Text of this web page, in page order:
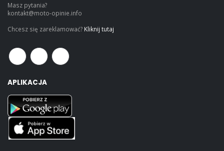
Masz pytania?
kontakt@moto-opinie.info
Chcesz się zareklamować? Kliknij tutaj
APLIKACJA